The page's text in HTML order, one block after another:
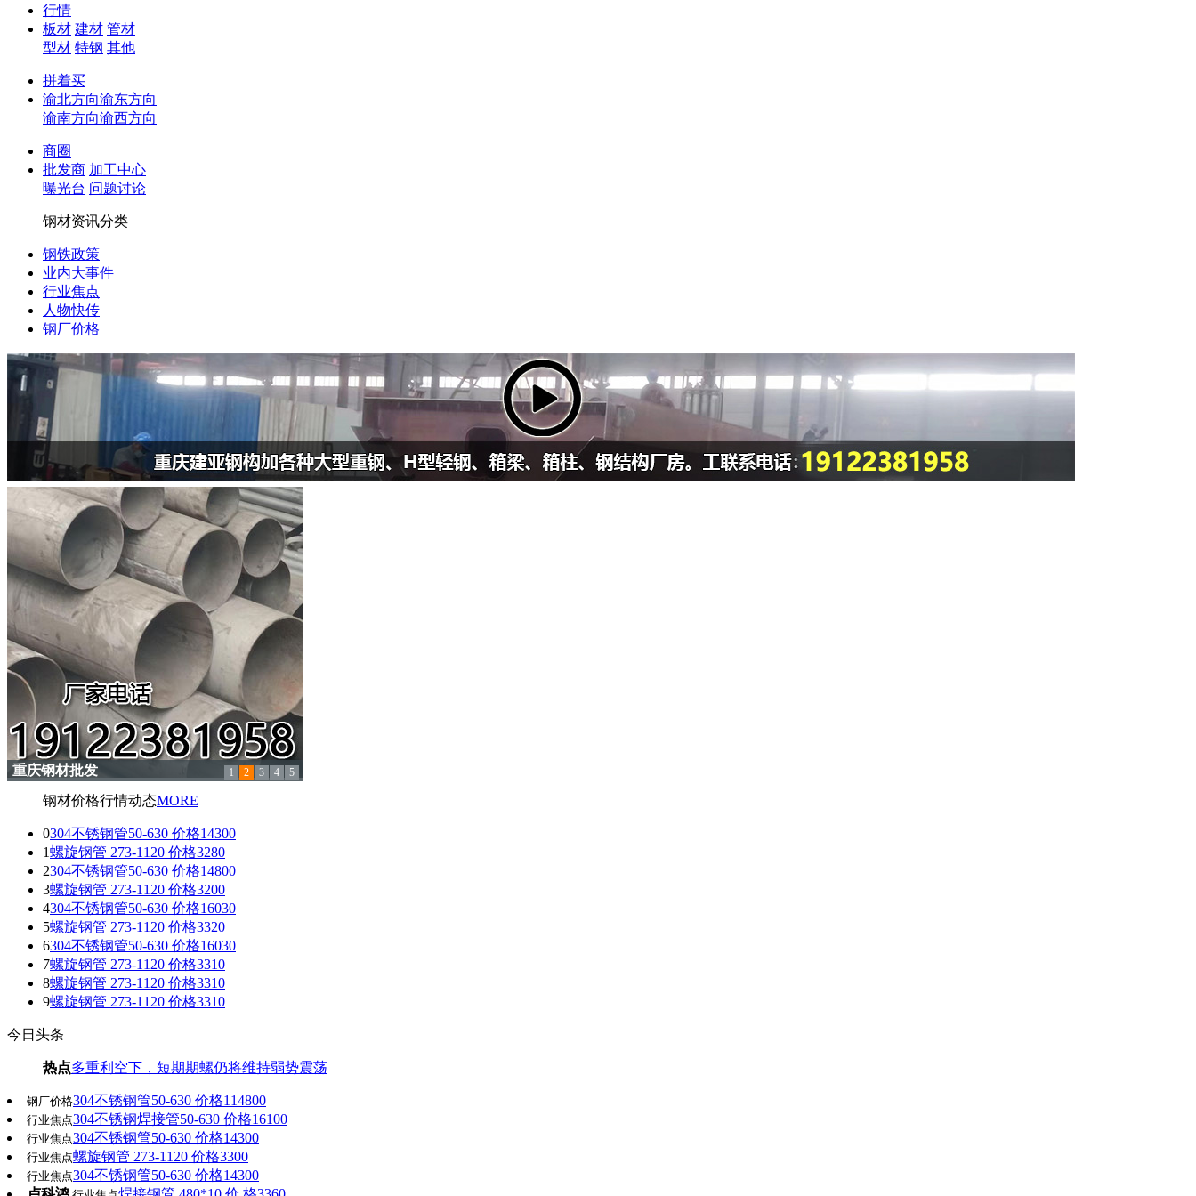
行情
板材 建材 管材
型材 特钢 其他
拼着买
渝北方向渝东方向
渝南方向渝西方向
商圈
批发商 加工中心
曝光台 问题讨论
钢材资讯分类
钢铁政策
业内大事件
行业焦点
人物快传
钢厂价格
重庆钢材批发 1 2 3 4 5
钢材价格行情动态MORE
0304不锈钢管50-630 价格14300
1螺旋钢管 273-1120 价格3280
2304不锈钢管50-630 价格14800
3螺旋钢管 273-1120 价格3200
4304不锈钢管50-630 价格16030
5螺旋钢管 273-1120 价格3320
6304不锈钢管50-630 价格16030
7螺旋钢管 273-1120 价格3310
8螺旋钢管 273-1120 价格3310
9螺旋钢管 273-1120 价格3310
今日头条
热点多重利空下，短期期螺仍将维持弱势震荡
钢厂价格304不锈钢管50-630 价格114800
行业焦点304不锈钢焊接管50-630 价格16100
行业焦点304不锈钢管50-630 价格14300
行业焦点螺旋钢管 273-1120 价格3300
行业焦点304不锈钢管50-630 价格14300